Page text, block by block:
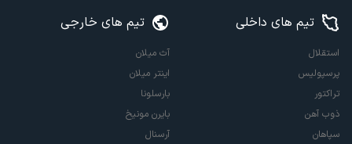
تیم های داخلی
استقلال
پرسپولیس
تراکتور
ذوب آهن
سپاهان
تیم های خارجی
آث میلان
اینتر میلان
بارسلونا
بایرن مونیخ
آرسنال